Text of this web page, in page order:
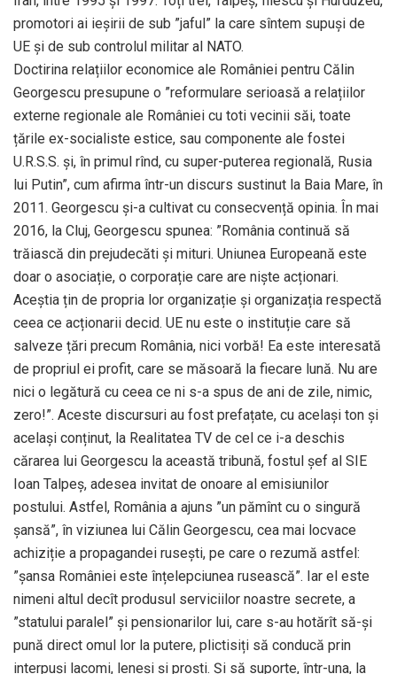
promotori ai ieșirii de sub ”jaful” la care sîntem supuși de
UE și de sub controlul militar al NATO.
Doctirina relațiilor economice ale României pentru Călin
Georgescu presupune o ”reformulare serioasă a relațiilor
externe regionale ale României cu toti vecinii săi, toate
țările ex-socialiste estice, sau componente ale fostei
U.R.S.S. și, în primul rînd, cu super-puterea regională, Rusia
lui Putin”, cum afirma într-un discurs sustinut la Baia Mare, în
2011. Georgescu și-a cultivat cu consecvență opinia. În mai
2016, la Cluj, Georgescu spunea: ”România continuă să
trăiască din prejudecăti și mituri. Uniunea Europeană este
doar o asociație, o corporație care are niște acționari.
Aceștia țin de propria lor organizație și organizația respectă
ceea ce acționarii decid. UE nu este o instituție care să
salveze țări precum România, nici vorbă! Ea este interesată
de propriul ei profit, care se măsoară la fiecare lună. Nu are
nici o legătură cu ceea ce ni s-a spus de ani de zile, nimic,
zero!”. Aceste discursuri au fost prefațate, cu același ton și
același conținut, la Realitatea TV de cel ce i-a deschis
cărarea lui Georgescu la această tribună, fostul șef al SIE
Ioan Talpeș, adesea invitat de onoare al emisiunilor
postului. Astfel, România a ajuns ”un pămînt cu o singură
șansă”, în viziunea lui Călin Georgescu, cea mai locvace
achiziție a propagandei rusești, pe care o rezumă astfel:
”șansa României este înțelepciunea rusească”. Iar el este
nimeni altul decît produsul serviciilor noastre secrete, a
”statului paralel” și pensionarilor lui, care s-au hotărît să-și
pună direct omul lor la putere, plictisiți să conducă prin
interpuși lacomi, leneși și proști. Și să suporte, într-una, la